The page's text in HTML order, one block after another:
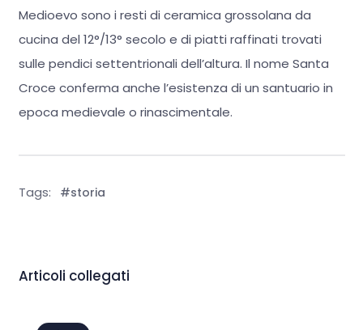
Medioevo sono i resti di ceramica grossolana da
cucina del 12°/13° secolo e di piatti raffinati trovati
sulle pendici settentrionali dell’altura. Il nome Santa
Croce conferma anche l’esistenza di un santuario in
epoca medievale o rinascimentale.
Tags: #storia
Articoli collegati